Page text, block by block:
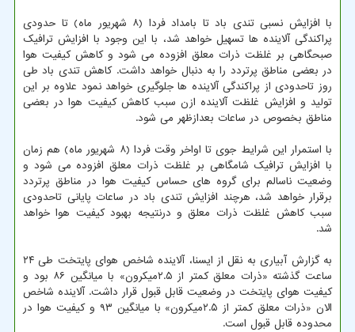
با افزایش نسبی تندی باد تا بامداد فردا (۸ شهریور ماه) تا حدودی
پراکندگی آلاینده ها تسهیل خواهد شد، با این وجود با افزایش ترافیک
صبحگاهی بر غلظت ذرات معلق افزوده می شود و کاهش کیفیت هوا
در بعضی مناطق پرتردد را به دنبال خواهد داشت. کاهش تندی باد طی
روز تاحدودی از پراکندگی آلاینده ها جلوگیری خواهد نمود علاوه بر این
تولید و افزایش غلظت آلاینده ازن سبب کاهش کیفیت هوا در بعضی
مناطق بخصوص در ساعات بعدازظهر می شود.
با استمرار این شرایط جوی تا اواخر وقت فردا (۸ شهریور ماه) هم زمان
با افزایش ترافیک شامگاهی بر غلظت ذرات معلق افزوده می شود و
وضعیت ناسالم برای گروه های حساس کیفیت هوا در مناطق پرتردد
برقرار خواهد شد، هرچند افزایش تندی باد در ساعات پایانی تاحدودی
سبب کاهش غلظت ذرات معلق و درنتیجه بهبود کیفیت هوا خواهد
شد.
به گزارش آبیاری به نقل از ایسنا، آلاینده شاخص هوای پایتخت طی ۲۴
ساعت گذشته «ذرات معلق کمتر از ۲.۵میکرون» با میانگین ۸۶ بود و
کیفیت هوای پایتخت در وضعیت قابل قبول قرار داشت. آلاینده شاخص
الان «ذرات معلق کمتر از ۲.۵میکرون» با میانگین ۹۳ و کیفیت هوا در
محدوده قابل قبول است.